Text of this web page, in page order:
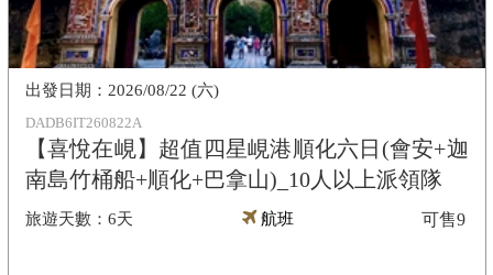
DADB6IT260822A
【喜悅在峴】超值四星峴港順化六日(會安+迦
南島竹桶船+順化+巴拿山)_10人以上派領隊
6天
2026/08/22 (六)
航班 可售9